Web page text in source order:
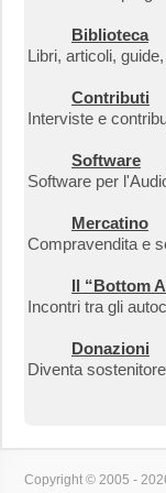
Biblioteca
Libri, articoli,
Contributi
Interviste e
Software
Software per
Mercatino
Compravendita e
Il “Bottom
Incontri tra gli
Donazioni
Diventa
Copyright © 2005 -